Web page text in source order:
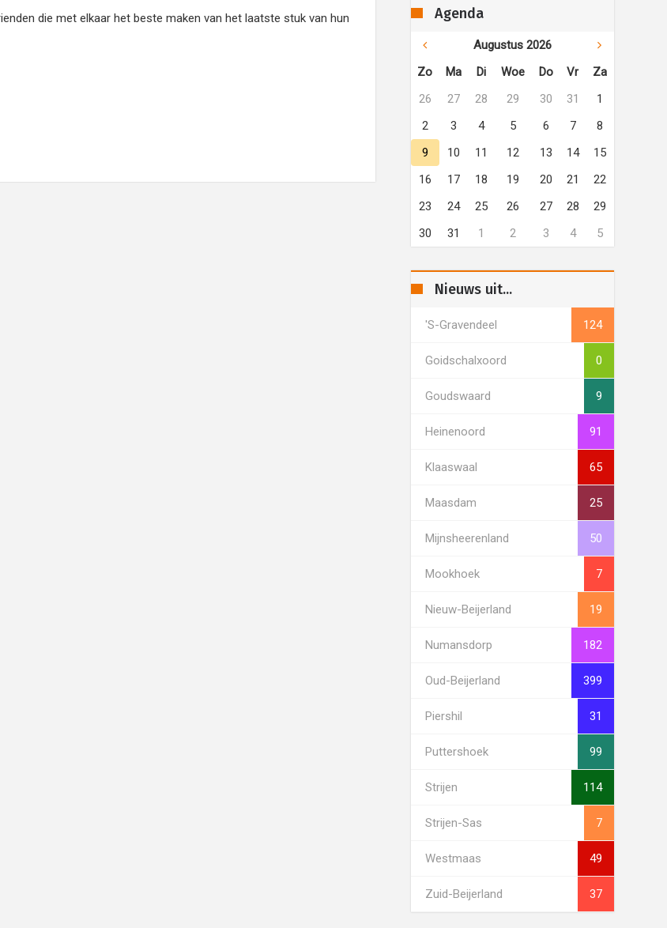
die met elkaar het beste maken van het laatste stuk van hun
Agenda
Augustus 2026
Zo
Ma Di Woe Do Vr
Za
26
27 28 29 30 31
1
2
3 4 5 6 7
8
9
10 11 12 13 14
15
16
17 18 19 20 21
22
23
24 25 26 27 28
29
30
31 1 2 3 4 5
Nieuws uit...
's-Gravendeel 124
Goidschalxoord 0
Goudswaard 9
Heinenoord 91
Klaaswaal 65
Maasdam 25
Mijnsheerenland 50
Mookhoek 7
Nieuw-Beijerland 19
Numansdorp 182
Oud-Beijerland 399
Piershil 31
Puttershoek 99
Strijen 114
Strijen-Sas 7
Westmaas 49
Zuid-Beijerland 37